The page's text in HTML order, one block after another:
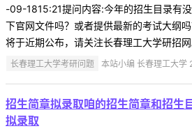
-09-1815:21提问内容:今年的招生目录有
下官网文件吗？或者提供最新的考试大纲
将于近期公布，请关注长春理工大学研招
长春理工大学考研问题 本站小编 长春理工大
招生简章拟录取咱的招生简章和招生
拟录取